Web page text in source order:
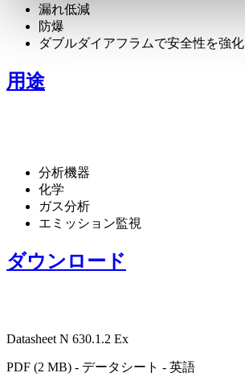
漏れ低減
防爆
ダブルダイアフラムで安全性を強化
用途
分析機器
化学
ガス分析
エミッション監視
ダウンロード
Datasheet N 630.1.2 Ex
PDF (2 MB) - データシート - 英語